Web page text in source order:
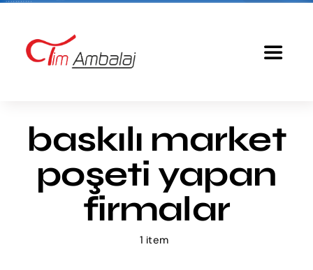
content
Toggle
Baskılı Poşet
Ürünlerimiz
baskılı market
poşeti yapan
firmalar
1 item